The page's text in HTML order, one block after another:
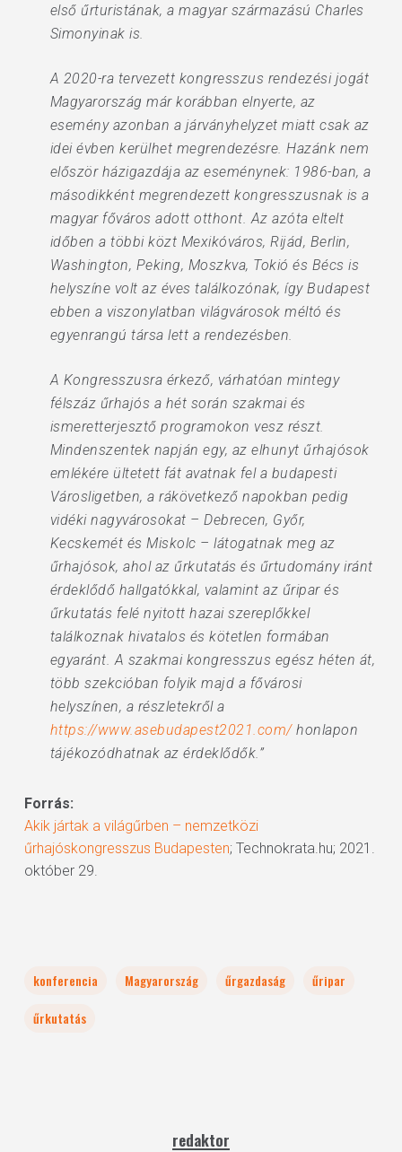
első űrturistának, a magyar származású Charles
Simonyinak is.
A 2020-ra tervezett kongresszus rendezési jogát
Magyarország már korábban elnyerte, az
esemény azonban a járványhelyzet miatt csak az
idei évben kerülhet megrendezésre. Hazánk nem
először házigazdája az eseménynek: 1986-ban, a
másodikként megrendezett kongresszusnak is a
magyar főváros adott otthont. Az azóta eltelt
időben a többi közt Mexikóváros, Rijád, Berlin,
Washington, Peking, Moszkva, Tokió és Bécs is
helyszíne volt az éves találkozónak, így Budapest
ebben a viszonylatban világvárosok méltó és
egyenrangú társa lett a rendezésben.
A Kongresszusra érkező, várhatóan mintegy
félszáz űrhajós a hét során szakmai és
ismeretterjesztő programokon vesz részt.
Mindenszentek napján egy, az elhunyt űrhajósok
emlékére ültetett fát avatnak fel a budapesti
Városligetben, a rákövetkező napokban pedig
vidéki nagyvárosokat – Debrecen, Győr,
Kecskemét és Miskolc – látogatnak meg az
űrhajósok, ahol az űrkutatás és űrtudomány iránt
érdeklődő hallgatókkal, valamint az űripar és
űrkutatás felé nyitott hazai szereplőkkel
találkoznak hivatalos és kötetlen formában
egyaránt. A szakmai kongresszus egész héten át,
több szekcióban folyik majd a fővárosi
helyszínen, a részletekről a
https://www.asebudapest2021.com/honlapon
tájékozódhatnak az érdeklődők.”
Forrás:
Akik jártak a világűrben – nemzetközi
űrhajóskongresszus Budapesten; Technokrata.hu; 2021.
október 29.
konferencia Magyarország űrgazdaság
űripar
űrkutatás
redaktor